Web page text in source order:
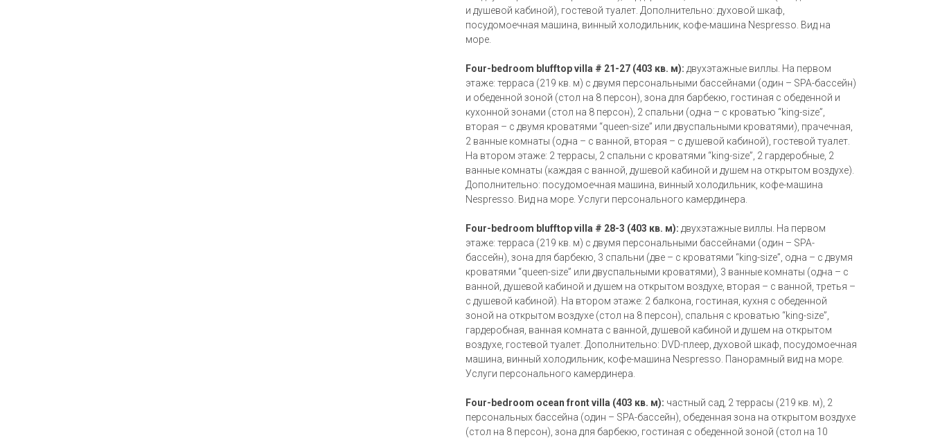
и душевой кабиной), гостевой туалет. Дополнительно: духовой шкаф,
посудомоечная машина, винный холодильник, кофе-машина Nespresso. Вид на
море.
Four-bedroom blufftop villa # 21-27 (403 кв. м): двухэтажные виллы. На первом
этаже: терраса (219 кв. м) с двумя персональными бассейнами (один – SPA-бассейн)
и обеденной зоной (стол на 8 персон), зона для барбекю, гостиная с обеденной и
кухонной зонами (стол на 8 персон), 2 спальни (одна – с кроватью “king-size”,
вторая – с двумя кроватями “queen-size” или двуспальными кроватями), прачечная,
2 ванные комнаты (одна – с ванной, вторая – с душевой кабиной), гостевой туалет.
На втором этаже: 2 террасы, 2 спальни с кроватями “king-size”, 2 гардеробные, 2
ванные комнаты (каждая с ванной, душевой кабиной и душем на открытом воздухе).
Дополнительно: посудомоечная машина, винный холодильник, кофе-машина
Nespresso. Вид на море. Услуги персонального камердинера.
Four-bedroom blufftop villa # 28-3 (403 кв. м): двухэтажные виллы. На первом
этаже: терраса (219 кв. м) c двумя персональными бассейнами (один – SPA-
бассейн), зона для барбекю, 3 спальни (две – с кроватями “king-size”, одна – с двумя
кроватями “queen-size” или двуспальными кроватями), 3 ванные комнаты (одна – с
ванной, душевой кабиной и душем на открытом воздухе, вторая – с ванной, третья –
с душевой кабиной). На втором этаже: 2 балкона, гостиная, кухня с обеденной
зоной на открытом воздухе (стол на 8 персон), спальня с кроватью “king-size”,
гардеробная, ванная комната с ванной, душевой кабиной и душем на открытом
воздухе, гостевой туалет. Дополнительно: DVD-плеер, духовой шкаф, посудомоечная
машина, винный холодильник, кофе-машина Nespresso. Панорамный вид на море.
Услуги персонального камердинера.
Four-bedroom ocean front villa (403 кв. м): частный сад, 2 террасы (219 кв. м), 2
персональных бассейна (один – SPA-бассейн), обеденная зона на открытом воздухе
(стол на 8 персон), зона для барбекю, гостиная с обеденной зоной (стол на 10